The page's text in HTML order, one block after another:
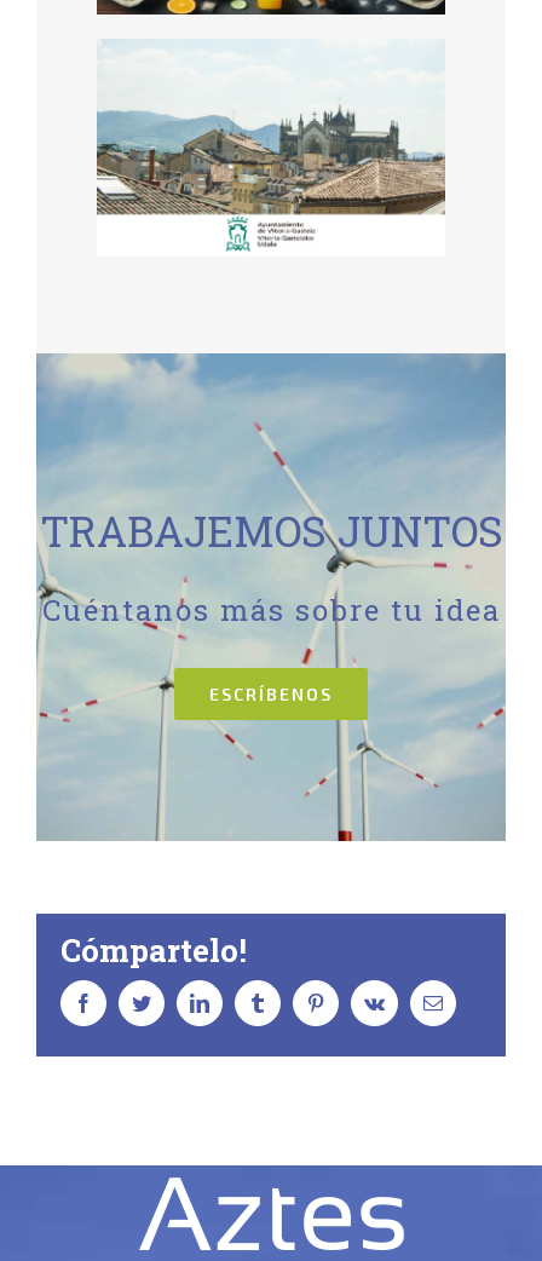
Rentabilidad
Asesoramiento a
empresas locales para
la optimización y
reducción del gasto
energético y huella de
TRABAJEMOS JUNTOS
Cuéntanos más sobre tu idea
ESCRÍBENOS
Cómpartelo!
facebooktwitter linkedin tumblr pinterestvk
Correo
electrónico